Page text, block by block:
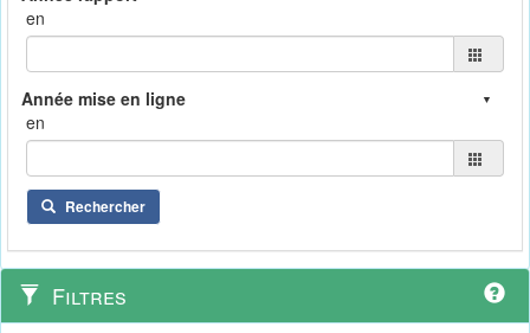
en
en
Rechercher
Filtres